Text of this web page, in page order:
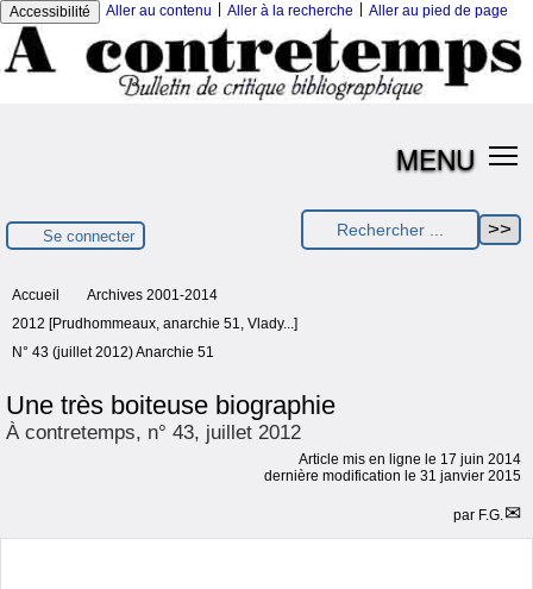
Accessibilité Aller au contenu Aller à la recherche Aller au pied de page
MENU
Se connecter
Accueil
Archives 2001-2014
2012 [Prudhommeaux, anarchie 51, Vlady...]
N° 43 (juillet 2012) Anarchie 51
Une très boiteuse biographie
À contretemps, n° 43, juillet 2012
Article mis en ligne le 17 juin 2014
dernière modification le 31 janvier 2015
par F.G.